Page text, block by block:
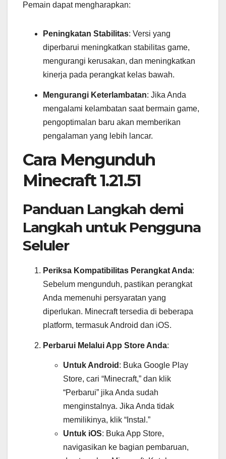
Pemain dapat mengharapkan:
Peningkatan Stabilitas: Versi yang
diperbarui meningkatkan stabilitas game,
mengurangi kerusakan, dan meningkatkan
kinerja pada perangkat kelas bawah.
Mengurangi Keterlambatan: Jika Anda
mengalami kelambatan saat bermain game,
pengoptimalan baru akan memberikan
pengalaman yang lebih lancar.
Cara Mengunduh
Minecraft 1.21.51
Panduan Langkah demi
Langkah untuk Pengguna
Seluler
Periksa Kompatibilitas Perangkat Anda:
Sebelum mengunduh, pastikan perangkat
Anda memenuhi persyaratan yang
diperlukan. Minecraft tersedia di beberapa
platform, termasuk Android dan iOS.
Perbarui Melalui App Store Anda:
Untuk Android : Buka Google Play
Store, cari “Minecraft,” dan klik
“Perbarui” jika Anda sudah
menginstalnya. Jika Anda tidak
memilikinya, klik “Instal.”
Untuk iOS: Buka App Store,
navigasikan ke bagian pembaruan,